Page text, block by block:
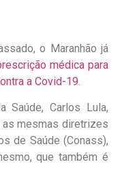
o Maranhão já
médica para
a Covid-19
Saúde, Carlos Lula,
mesmas diretrizes
de Saúde (Conass),
que também é